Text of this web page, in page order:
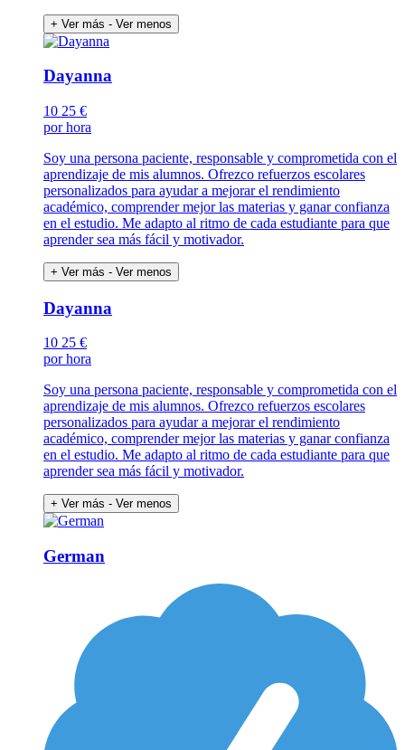
+ Ver más - Ver menos
Dayanna
10 25 €
por hora
Soy una persona paciente, responsable y comprometida con el
aprendizaje de mis alumnos. Ofrezco refuerzos escolares
personalizados para ayudar a mejorar el rendimiento
académico, comprender mejor las materias y ganar confianza
en el estudio. Me adapto al ritmo de cada estudiante para que
aprender sea más fácil y motivador.
+ Ver más - Ver menos
Dayanna
10 25 €
por hora
Soy una persona paciente, responsable y comprometida con el
aprendizaje de mis alumnos. Ofrezco refuerzos escolares
personalizados para ayudar a mejorar el rendimiento
académico, comprender mejor las materias y ganar confianza
en el estudio. Me adapto al ritmo de cada estudiante para que
aprender sea más fácil y motivador.
+ Ver más - Ver menos
German